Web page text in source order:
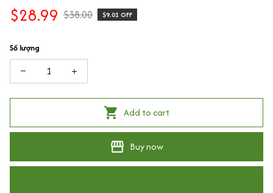
$28.99 $38.00 $9.01 OFF
Số lượng
Add to cart
Buy now